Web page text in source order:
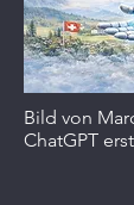
Bild von
ChatGPT